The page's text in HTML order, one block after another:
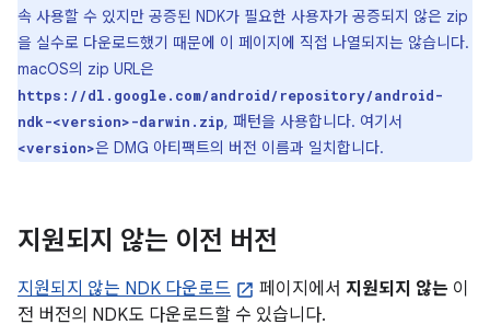
속 사용할 수 있지만 공증된 NDK가 필요한 사용자가 공증되지 않은 zip
을 실수로 다운로드했기 때문에 이 페이지에 직접 나열되지는 않습니다.
macOS의 zip URL은
https://dl.google.com/android/repository/android-
ndk-<version>-darwin.zip, 패턴을 사용합니다. 여기서
<version>은 DMG 아티팩트의 버전 이름과 일치합니다.
지원되지 않는 이전 버전
지원되지 않는 NDK 다운로드 페이지에서 지원되지 않는 이
전 버전의 NDK도 다운로드할 수 있습니다.